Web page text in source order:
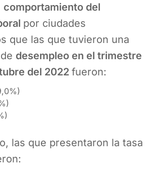
comportamiento del
por ciudades
que las que tuvieron una
desempleo en el trimestre
del 2022 fueron:
las que presentaron la tasa